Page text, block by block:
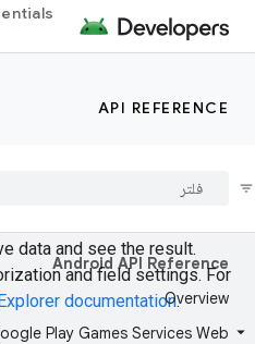
API REFERENCE
Android API Reference
Overview
Play Games Services Web